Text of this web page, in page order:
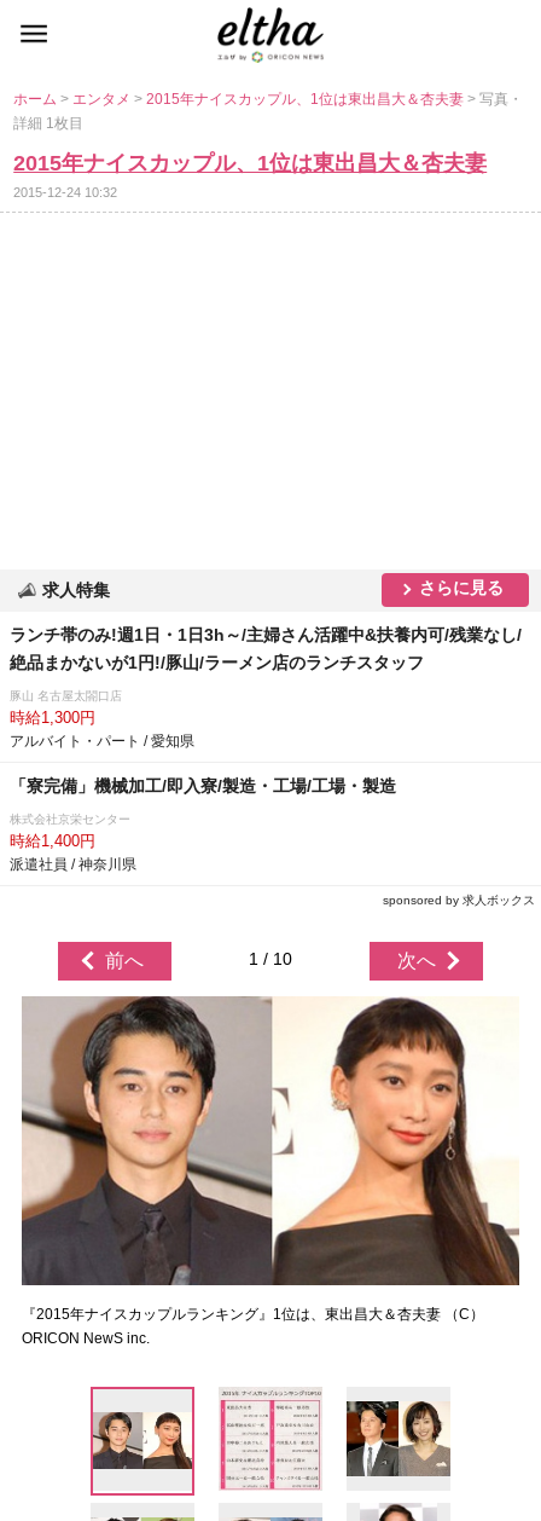
ホーム> エンタメ>2015年ナイスカップル、1位は東出昌大＆杏夫妻> 写真・
詳細 1枚目
2015年ナイスカップル、1位は東出昌大＆杏夫妻
2015-12-24 10:32
求人特集 さらに見る
ランチ帯のみ!週1日・1日3h～/主婦さん活躍中&扶養内可/残業なし/
絶品まかないが1円!/豚山/ラーメン店のランチスタッフ
豚山 名古屋太閤口店
時給1,300円
アルバイト・パート / 愛知県
「寮完備」機械加工/即入寮/製造・工場/工場・製造
株式会社京栄センター
時給1,400円
派遣社員 / 神奈川県
sponsored by 求人ボックス
前へ 1 / 10 次へ
『2015年ナイスカップルランキング』1位は、東出昌大＆杏夫妻 （C）
ORICON NewS inc.